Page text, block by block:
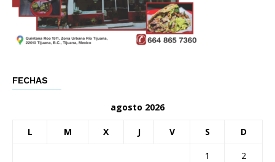
FECHAS
agosto 2026
L M X J V S D
1
2